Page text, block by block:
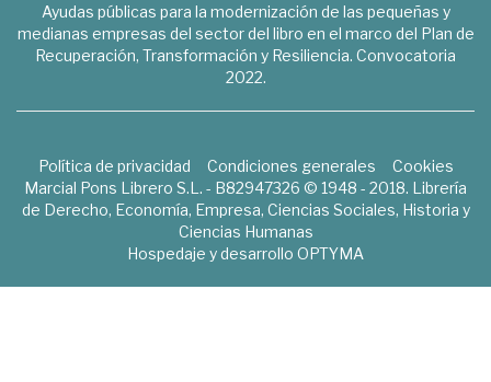
Ayudas públicas para la modernización de las pequeñas y
medianas empresas del sector del libro en el marco del Plan de
Recuperación, Transformación y Resiliencia. Convocatoria
2022.
Política de privacidad Condiciones generales
Cookies
Marcial Pons Librero S.L. - B82947326 © 1948 - 2018. Librería
de Derecho, Economía, Empresa, Ciencias Sociales, Historia y
Ciencias Humanas
Hospedaje y desarrollo OPTYMA